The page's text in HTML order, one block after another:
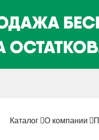
Каталог О компании